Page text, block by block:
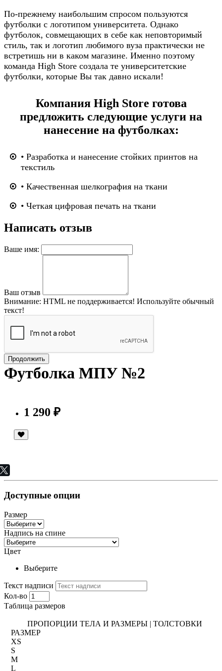
По-прежнему наибольшим спросом пользуются
футболки с логотипом университета. Однако
футболок, совмещающих в себе как неповторимый
стиль, так и логотип любимого вуза практически не
встретишь ни в каком магазине. Именно поэтому
команда High Store создала те университетские
футболки, которые Вы так давно искали!
Компания High Store готова
предложить следующие услуги на
нанесение на футболках:
• Разработка и нанесение стойких принтов на
текстиль
• Качественная шелкография на ткани
• Четкая цифровая печать на ткани
Написать отзыв
Ваше имя:
Ваш отзыв
Внимание: HTML не поддерживается! Используйте обычный
текст!
Продолжить
Футболка МПУ №2
1 290 ₽
Доступные опции
Размер
Надпись на спине
Цвет
Выберите
Текст надписи
Кол-во
Таблица размеров
ПРОПОРЦИИ ТЕЛА И РАЗМЕРЫ | ТОЛСТОВКИ
РАЗМЕР
XS
S
M
L